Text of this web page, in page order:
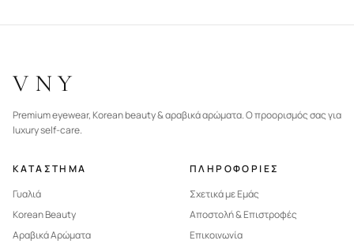
VNY
Premium eyewear, Korean beauty & αραβικά αρώματα. Ο προορισμός σας για
luxury self-care.
ΚΑΤΑΣΤΗΜΑ
Γυαλιά
Korean Beauty
Αραβικά Αρώματα
ΠΛΗΡΟΦΟΡΙΕΣ
Σχετικά με Εμάς
Αποστολή & Επιστροφές
Επικοινωνία